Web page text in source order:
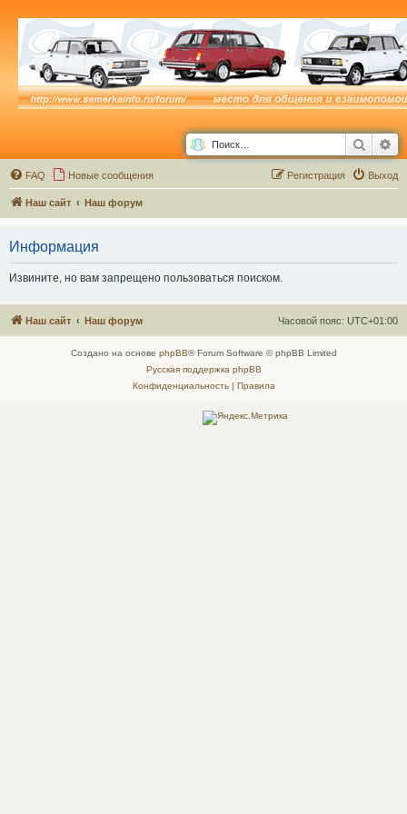
Поиск
FAQ Новые сообщения Выход
Регистрация
Наш сайт Наш форум
Информация
Извините, но вам запрещено пользоваться поиском.
Наш сайт Наш форум Часовой пояс: UTC+01:00
Создано на основе phpBB® Forum Software © phpBB Limited
Русская поддержка phpBB
Конфиденциальность| Правила